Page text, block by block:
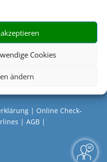
Cookies
ändern
| Online Check-
| AGB|